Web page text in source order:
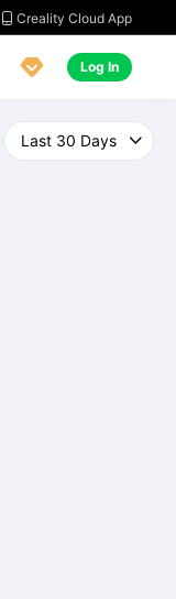
 Creality Cloud App
 Log In